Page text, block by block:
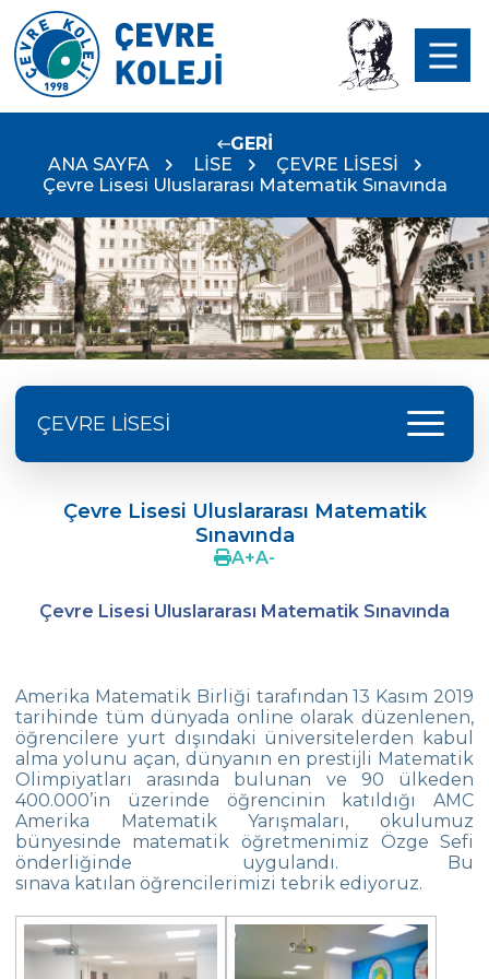
GERİ
ANA SAYFA
LİSE
ÇEVRE LİSESİ
Çevre Lisesi Uluslararası Matematik Sınavında
ÇEVRE LİSESİ menu
Ergenlerde Cinsel Gelişim Sürecinin
Desteklenmesi / Efsun Sertoğlu
Edebiyat Dergisi “Mesafe“
Çevre
Lisesi Öğrenciileri ‘’Atatürk Arboretumu’’
Gezisinde!
Çevre Lisesi Tarihin Sıfır Noktasında
Kabataş Model Birleşmiş Milletler
Konferansından İki Ödül
Çevre Kolejinde 19 Mayıs Coşkusu
Yıldız Kız Takımımız Türkiye Şampiyonu
Çevre Lisesi Uluslararası Matematik
Sınavında
A+A-
Çevre Lisesi Uluslararası Matematik Sınavında
Amerika Matematik Birliği tarafından 13 Kasım 2019
tarihinde tüm dünyada online olarak düzenlenen,
öğrencilere yurt dışındaki üniversitelerden kabul
alma yolunu açan, dünyanın en prestijli Matematik
Olimpiyatları arasında bulunan ve 90 ülkeden
400.000’in üzerinde öğrencinin katıldığı AMC
Amerika Matematik Yarışmaları, okulumuz
bünyesinde matematik öğretmenimiz Özge Sefi
önderliğinde uygulandı. Bu
sınava katılan öğrencilerimizi tebrik ediyoruz.